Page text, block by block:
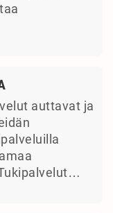
auttavat ja